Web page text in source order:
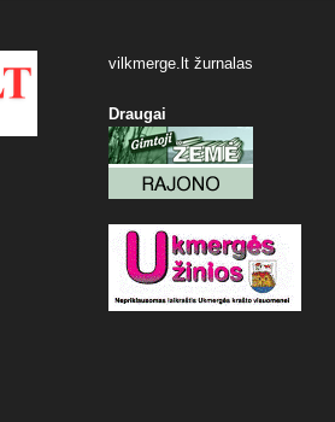
vilkmerge.lt žurnalas
Draugai